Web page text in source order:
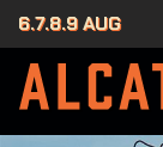
6.7.8.9 AUG